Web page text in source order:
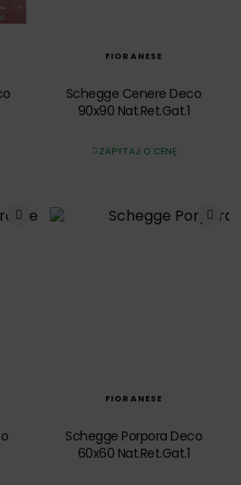
FIORANESE
Schegge Cenere Deco
90x90 Nat.Ret.Gat.1
ZAPYTAJ O CENĘ
FIORANESE
Schegge Porpora Deco
60x60 Nat.Ret.Gat.1